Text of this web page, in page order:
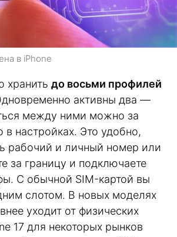
в iPhone
хранить до восьми профилей
активны два —
между ними можно за
в настройках. Это удобно,
рабочий и личный номер или
за границу и подключаете
С обычной SIM-картой вы
слотом. В новых моделях
уходит от физических
17 для некоторых рынков